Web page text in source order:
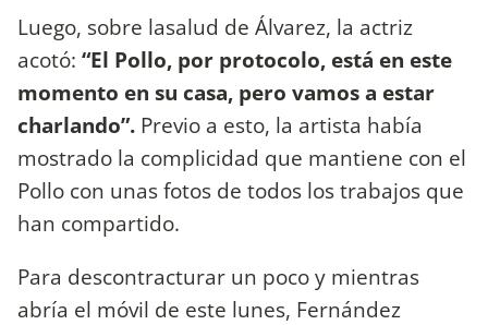
Luego, sobre lasalud de Álvarez, la actriz
acotó: “El Pollo, por protocolo, está en este
momento en su casa, pero vamos a estar
charlando”. Previo a esto, la artista había
mostrado la complicidad que mantiene con el
Pollo con unas fotos de todos los trabajos que
han compartido.
Para descontracturar un poco y mientras
abría el móvil de este lunes, Fernández